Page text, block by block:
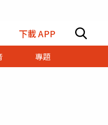
下載 APP
專題